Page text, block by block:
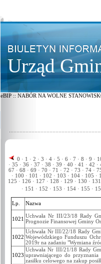
Urząd
eBIP :: NABÓR NA WOLNE
0 · 1 · 2 · 3 · 4 · 5 · 6 · 7 · 8 · 9 ·
· 35 · 36 · 37 · 38 · 39 · 40 · 41 · 42 ·
67 · 68 · 69 · 70 · 71 · 72 · 73 · 74 ·
· 100 · 101 · 102 · 103 · 104 · 105 ·
125 · 126 · 127 · 128 · 129 · 130 · 131
· 151 · 152 · 153 · 154 · 155 ·
Lp. Nazwa
1021
Uchwała Nr III/23/18 Rady
Prognozie Finansowej Gminy
1022
Uchwała Nr III/22/18 Rady
Wojewódzkiego Funduszu
2019r na zadaniu "Wymiana
1023
Uchwała Nr III/21/18 Rady
uprawniającego do
zasiłku celowego na zakup